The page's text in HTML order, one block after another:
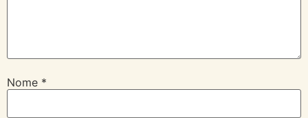
Nome *